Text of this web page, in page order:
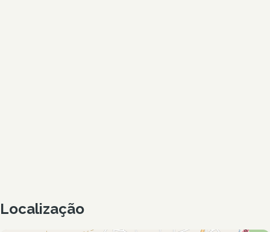
Localização